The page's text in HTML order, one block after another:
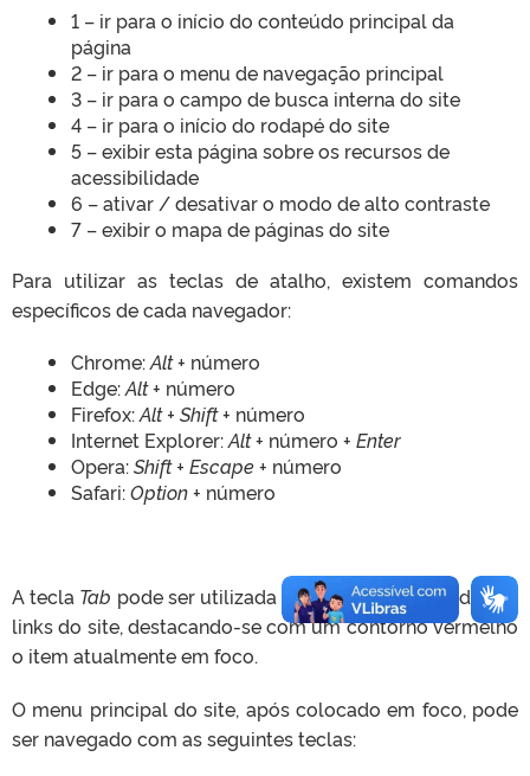
1 – ir para o início do conteúdo principal da
página
2 – ir para o menu de navegação principal
3 – ir para o campo de busca interna do site
4 – ir para o início do rodapé do site
5 – exibir esta página sobre os recursos de
acessibilidade
6 – ativar / desativar o modo de alto contraste
7 – exibir o mapa de páginas do site
Para utilizar as teclas de atalho, existem comandos
específicos de cada navegador:
Chrome:Alt+ número
Edge:Alt+ número
Firefox:Alt + Shift+ número
Internet Explorer:Alt+ número + Enter
Opera:Shift + Escape+ número
Safari:Option+ número
A tecla Tab pode ser utilizada para navegar por todos os
links do site, destacando-se com um contorno vermelho
o item atualmente em foco.
O menu principal do site, após colocado em foco, pode
ser navegado com as seguintes teclas: